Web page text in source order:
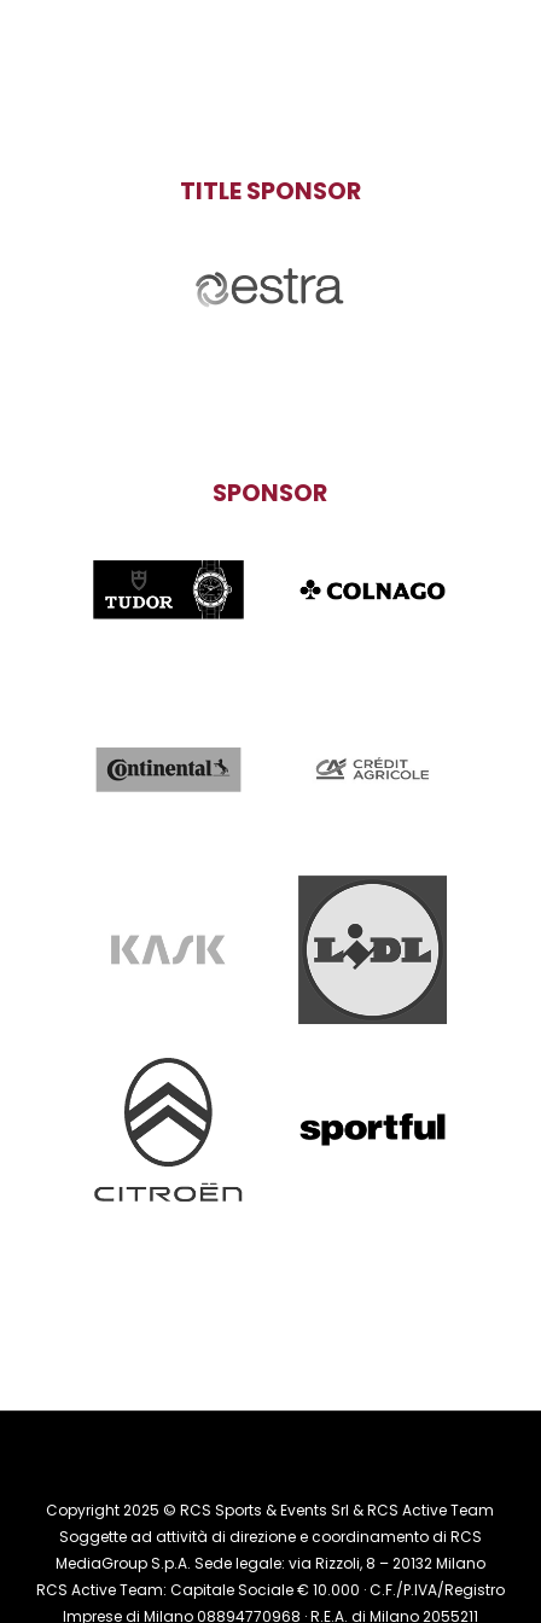
TITLE SPONSOR
SPONSOR
Copyright 2025 © RCS Sports & Events Srl & RCS Active Team
Soggette ad attività di direzione e coordinamento di RCS
MediaGroup S.p.A. Sede legale: via Rizzoli, 8 – 20132 Milano
RCS Active Team: Capitale Sociale € 10.000 · C.F./P.IVA/Registro
Imprese di Milano 08894770968 · R.E.A. di Milano 2055211